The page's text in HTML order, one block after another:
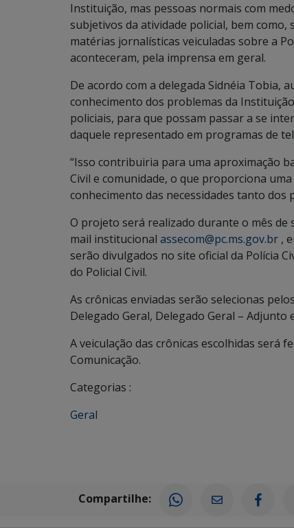
Instituição, mas pessoas normais com
subjetivos da atividade policial, bem
matérias jornalísticas veiculadas sobre a
aconteceram, pela imprensa em geral.
De acordo com a delegada Sidnéia Tobia,
conhecimento dos problemas da
policiais, para que possam passar a se
daquele representado em programas de
“Isso contribuiria para uma aproximação
Civil e comunidade, o que proporciona
conhecimento das necessidades tanto dos
O projeto será realizado durante o mês de
mail institucional assecom@pc.ms.gov.br ,
serão divulgados no site oficial da Polícia
do Policial Civil.
As crônicas enviadas serão selecionas
Delegado Geral, Delegado Geral – Adjunto
A veiculação das crônicas escolhidas será
Comunicação.
Categorias :
Geral
Compartilhe: